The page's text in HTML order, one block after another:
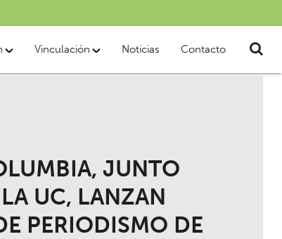
Vinculación Noticias Contacto
JUNTO
UC, LANZAN
PERIODISMO DE